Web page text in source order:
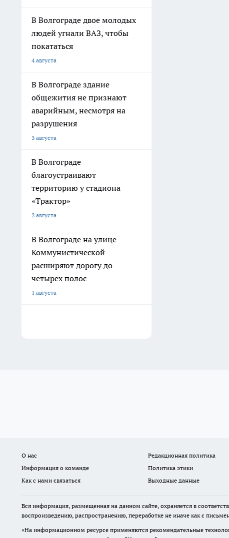
В Волгограде двое молодых
людей угнали ВАЗ, чтобы
покататься
4 августа
В Волгограде здание
общежития не признают
аварийным, несмотря на
разрушения
3 августа
В Волгограде
благоустраивают
территорию у стадиона
«Трактор»
2 августа
В Волгограде на улице
Коммунистической
расширяют дорогу до
четырех полос
1 августа
О нас Редакционная политика
Информация о команде
Политика этики
Как с нами связаться
Выходные данные
Вся информация, размещенная на данном сайте, охраняется в
воспроизведению, распространению, переработке не иначе как с
«На информационном ресурсе применяются рекомендательные